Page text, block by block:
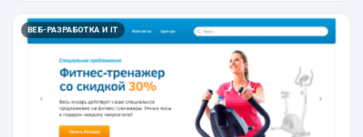
ВЕБ-РАЗРАБОТКА И IT